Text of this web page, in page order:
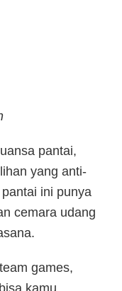
pantai,
yang anti-
ini punya
cemara udang
games,